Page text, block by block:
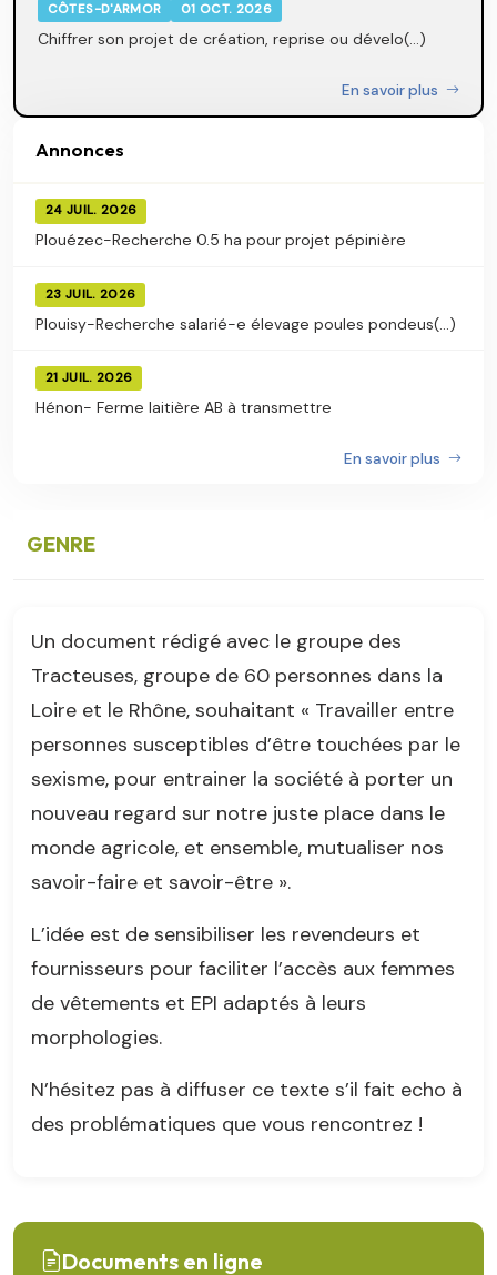
CÔTES-D'ARMOR 01 OCT. 2026
Chiffrer son projet de création, reprise ou dévelo(...)
En savoir plus
Annonces
24 JUIL. 2026
Plouézec-Recherche 0.5 ha pour projet pépinière
23 JUIL. 2026
Plouisy-Recherche salarié-e élevage poules pondeus(...)
21 JUIL. 2026
Hénon- Ferme laitière AB à transmettre
En savoir plus
GENRE
Un document rédigé avec le groupe des
Tracteuses, groupe de 60 personnes dans la
Loire et le Rhône, souhaitant « Travailler entre
personnes susceptibles d’être touchées par le
sexisme, pour entrainer la société à porter un
nouveau regard sur notre juste place dans le
monde agricole, et ensemble, mutualiser nos
savoir-faire et savoir-être ».
L’idée est de sensibiliser les revendeurs et
fournisseurs pour faciliter l’accès aux femmes
de vêtements et EPI adaptés à leurs
morphologies.
N’hésitez pas à diffuser ce texte s’il fait echo à
des problématiques que vous rencontrez !
Documents en ligne